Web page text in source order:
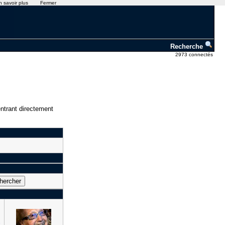
Recherche
2973 connectés
directement
savoir plus Fermer